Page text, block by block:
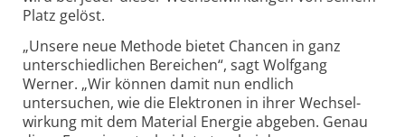
Platz gelöst.
„Unsere neue Methode bietet Chancen in ganz
unter­schiedlichen Bereichen“, sagt Wolfgang
Werner. „Wir können damit nun endlich
untersuchen, wie die Elektronen in ihrer Wechsel­
wirkung mit dem Material Energie abgeben. Genau